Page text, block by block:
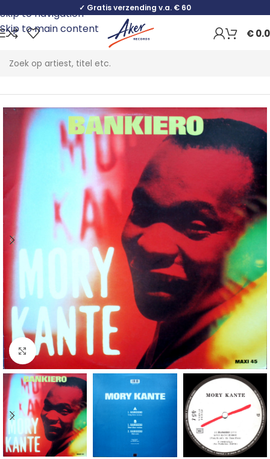
Skip to navigation
Skip to main content
✓ Gratis verzending v.a. € 60
€
Home Pop
Click to enlarge